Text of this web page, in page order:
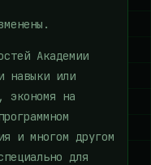
Академии
навыки или
экономя на
и многом другом
для